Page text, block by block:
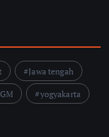
Jawa tengah
yogyakarta